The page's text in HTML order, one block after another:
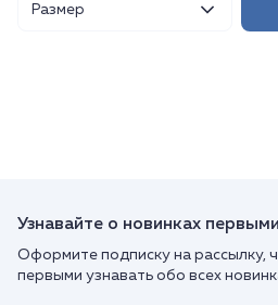
Размер
Узнавайте о новинках первыми
Оформите подписку на рассылку,
первыми узнавать обо всех